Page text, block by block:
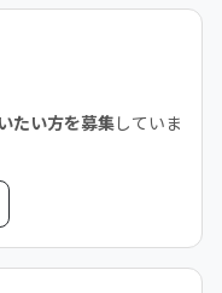
たい方を募集していま